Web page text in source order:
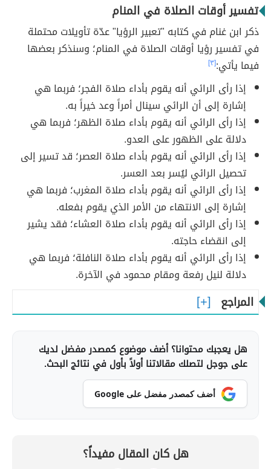
تفسير أوقات الصلاة في المنام
ذكر ابن غنام في كتابه "تعبير الرؤيا" عدّة تأويلات محتملة
في تفسير رؤيا أوقات الصلاة في المنام؛ وسنذكر بعضها
فيما يأتي:[٣]
إذا رأى الرائي أنه يقوم بأداء صلاة الفجر؛ فربما هي
إشارة إلى أن الرائي سينال أمراً وعد خيراً به.
إذا رأى الرائي أنه يقوم بأداء صلاة الظهر؛ فربما هي
دلالة على الظهور على العدو.
إذا رأى الرائي أنه يقوم بأداء صلاة العصر؛ قد تسير إلى
تحصيل الرائي ليُسر بعد العسر.
إذا رأى الرائي أنه يقوم بأداء صلاة المغرب؛ فربما هي
إشارة إلى الانتهاء من الأمر الذي يقوم بفعله.
إذا رأى الرائي أنه يقوم بأداء صلاة العشاء؛ فقد يشير
إلى انقضاء حاجته.
إذا رأى الرائي أنه يقوم بأداء صلاة النافلة؛ فربما هي
دلالة لنيل رفعة ومقام محمود في الآخرة.
المراجع
هل يعجبك محتوانا؟ أضف موضوع كمصدر مفضل لديك
على جوجل لتصلك مقالاتنا أولاً بأول في نتائج البحث.
أضف كمصدر مفضل على Google
هل كان المقال مفيداً؟